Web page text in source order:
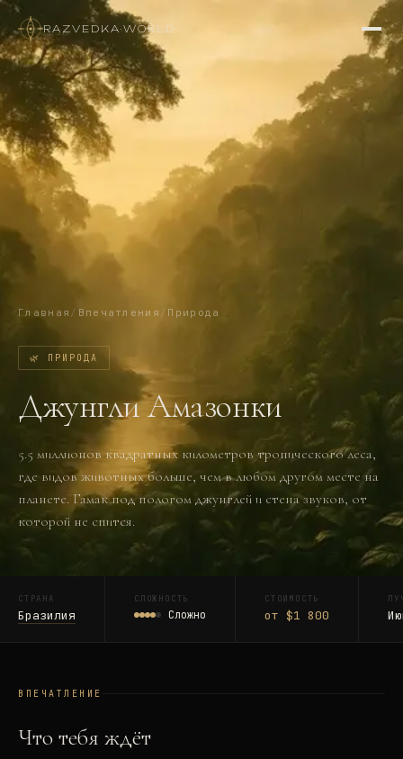
RAZVEDKA·WORLD
Главная / Впечатления / Природа
🌿 ПРИРОДА
Джунгли Амазонки
5.5 миллионов квадратных километров тропического леса,
где видов животных больше, чем в любом другом месте на
планете. Гамак под пологом джунглей и стена звуков, от
которой не спится.
СТРАНА
Бразилия
СЛОЖНОСТЬ
Сложно
СТОИМОСТЬ
от $1 800
ВПЕЧАТЛЕНИЕ
Что тебя ждёт